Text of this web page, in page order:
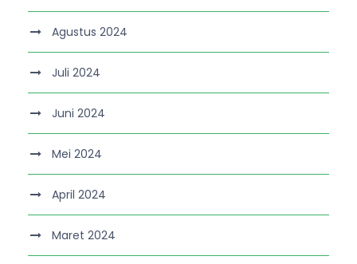
Agustus 2024
Juli 2024
Juni 2024
Mei 2024
April 2024
Maret 2024